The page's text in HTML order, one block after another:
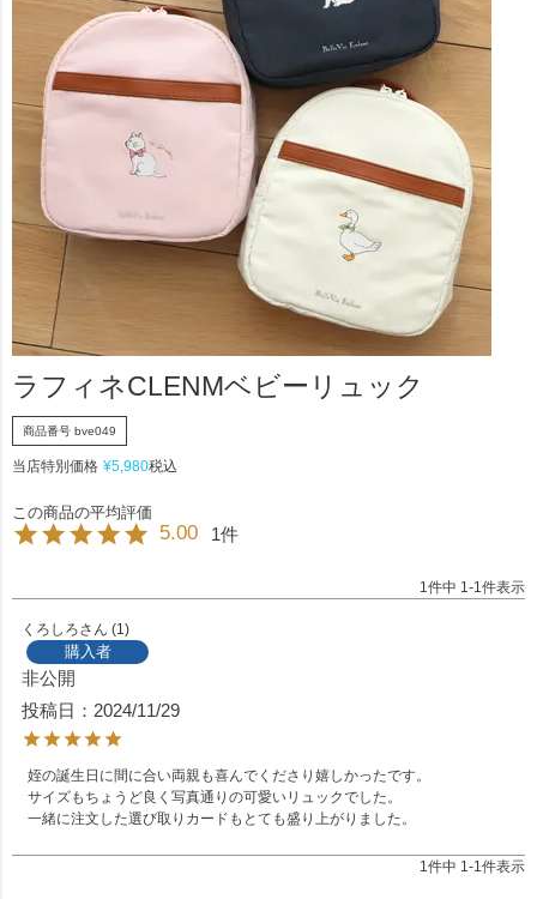
ラフィネCLENMベビーリュック
商品番号 bve049
当店特別価格 ¥5,980税込
5.00 1
1 件中 1 -1 件表示
くろしろ 1
購入者
非公開
投稿日
2024/11/29
姪の誕生日に間に合い両親も喜んでくださり嬉しかったです。
サイズもちょうど良く写真通りの可愛いリュックでした。
一緒に注文した選び取りカードもとても盛り上がりました。
1 件中 1 -1 件表示